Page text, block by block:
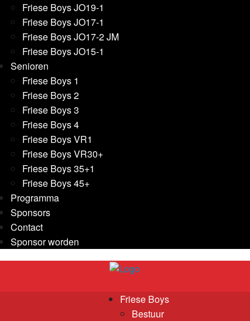
Friese Boys JO19-1
Friese Boys JO17-1
Friese Boys JO17-2 JM
Friese Boys JO15-1
Senioren
Friese Boys 1
Friese Boys 2
Friese Boys 3
Friese Boys 4
Friese Boys VR1
Friese Boys VR30+
Friese Boys 35+1
Friese Boys 45+
Programma
Sponsors
Contact
Sponsor worden
Friese Boys
Bestuur